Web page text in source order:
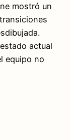
mostró un
actual
equipo no